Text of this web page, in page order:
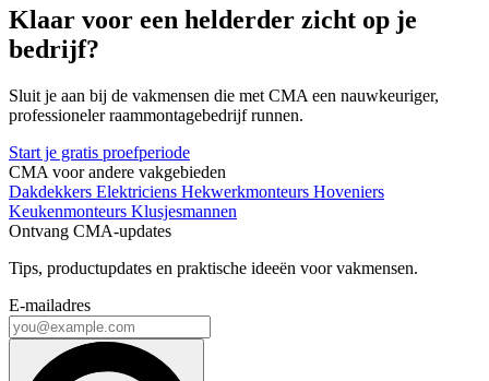
Klaar voor een helderder zicht op je
bedrijf?
Sluit je aan bij de vakmensen die met CMA een nauwkeuriger,
professioneler raammontagebedrijf runnen.
Start je gratis proefperiode
CMA voor andere vakgebieden
Dakdekkers Elektriciens Hekwerkmonteurs Hoveniers
Keukenmonteurs Klusjesmannen
Ontvang CMA-updates
Tips, productupdates en praktische ideeën voor vakmensen.
E-mailadres